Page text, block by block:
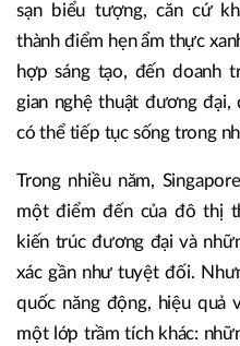
sạn biểu tượng, căn cứ
thành điểm hẹn ẩm thực
hợp sáng tạo, đến doanh
gian nghệ thuật đương đại,
có thể tiếp tục sống trong
Trong nhiều năm,
một điểm đến của đô thị
kiến trúc đương đại và
xác gần như tuyệt đối.
quốc năng động, hiệu quả
một lớp trầm tích khác: